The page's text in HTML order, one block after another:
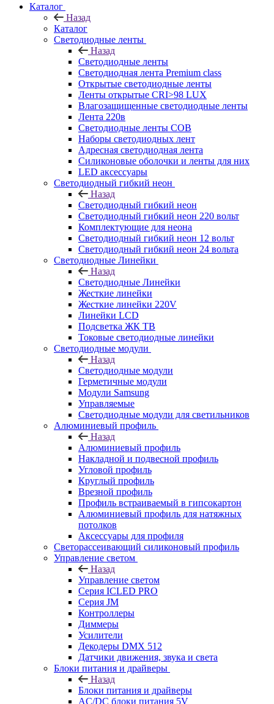
Каталог
Назад
Каталог
Светодиодные ленты
Назад
Светодиодные ленты
Светодиодная лента Premium class
Открытые светодиодные ленты
Ленты открытые CRI>98 LUX
Влагозащищенные светодиодные ленты
Лента 220в
Светодиодные ленты COB
Наборы светодиодных лент
Адресная светодиодная лента
Силиконовые оболочки и ленты для них
LED аксессуары
Светодиодный гибкий неон
Назад
Светодиодный гибкий неон
Светодиодный гибкий неон 220 вольт
Комплектующие для неона
Светодиодный гибкий неон 12 вольт
Светодиодный гибкий неон 24 вольта
Светодиодные Линейки
Назад
Светодиодные Линейки
Жесткие линейки
Жесткие линейки 220V
Линейки LCD
Подсветка ЖК ТВ
Токовые светодиодные линейки
Светодиодные модули
Назад
Светодиодные модули
Герметичные модули
Модули Samsung
Управляемые
Светодиодные модули для светильников
Алюминиевый профиль
Назад
Алюминиевый профиль
Накладной и подвесной профиль
Угловой профиль
Круглый профиль
Врезной профиль
Профиль встраиваемый в гипсокартон
Алюминиевый профиль для натяжных
потолков
Аксессуары для профиля
Светорассеивающий силиконовый профиль
Управление светом
Назад
Управление светом
Серия ICLED PRO
Серия JM
Контроллеры
Диммеры
Усилители
Декодеры DMX 512
Датчики движения, звука и света
Блоки питания и драйверы
Назад
Блоки питания и драйверы
AC/DC блоки питания 5V